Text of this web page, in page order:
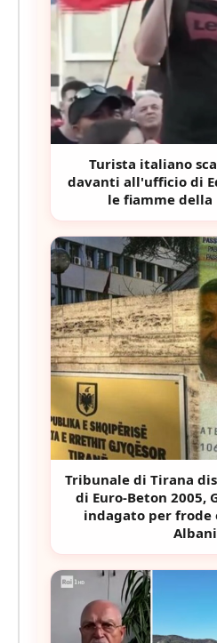
Turista italiano
davanti all'ufficio di
le fiamme
Tribunale di Tirana
di Euro-Beton 2005,
indagato per frode